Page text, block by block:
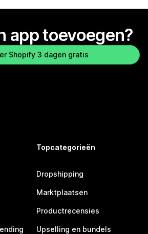
app toevoegen?
Shopify 3 dagen gratis
Topcategorieën
Dropshipping
Marktplaatsen
Productrecensies
Upselling en bundels